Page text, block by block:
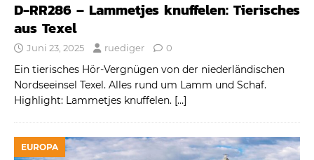
D-RR286 – Lammetjes knuffelen: Tierisches
aus Texel
Juni 23, 2025 ruediger 0
Ein tierisches Hör-Vergnügen von der niederländischen
Nordseeinsel Texel. Alles rund um Lamm und Schaf.
Highlight: Lammetjes knuffelen. […]
EUROPA